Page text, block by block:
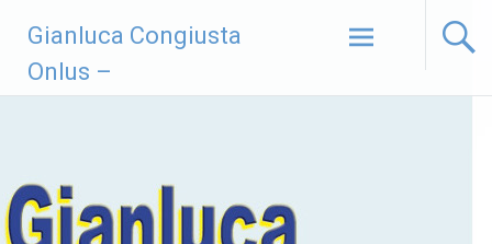
contenuto
Gianluca Congiusta
Onlus –